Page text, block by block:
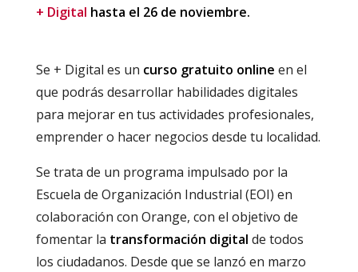
+ Digital hasta el 26 de noviembre.
Se + Digital es un curso gratuito online en el
que podrás desarrollar habilidades digitales
para mejorar en tus actividades profesionales,
emprender o hacer negocios desde tu localidad.
Se trata de un programa impulsado por la
Escuela de Organización Industrial (EOI) en
colaboración con Orange, con el objetivo de
fomentar la transformación digital de todos
los ciudadanos. Desde que se lanzó en marzo